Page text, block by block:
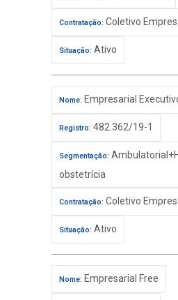
Contratação: Coletivo
Situação: Ativo
Nome: Empresarial
Registro: 482.362/19-1
Segmentação:
obstetrícia
Contratação: Coletivo
Situação: Ativo
Nome: Empresarial Free